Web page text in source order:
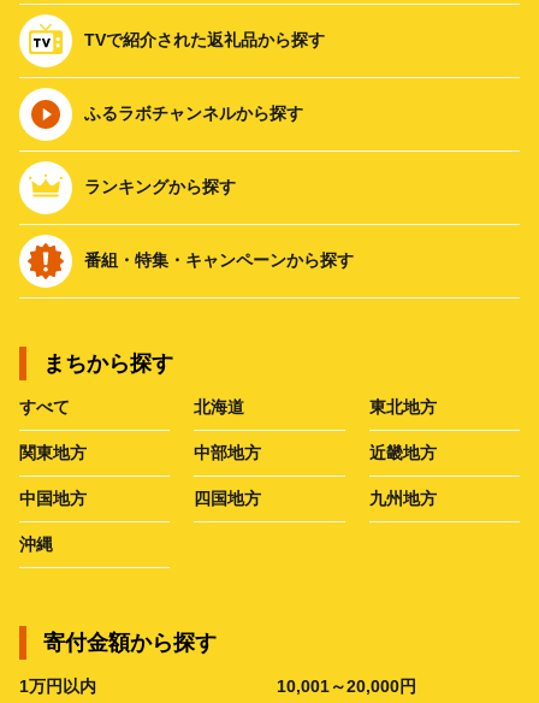
TVで紹介された返礼品から探す
ふるラボチャンネルから探す
ランキングから探す
番組・特集・キャンペーンから探す
まちから探す
すべて 北海道 東北地方
関東地方 中部地方 近畿地方
中国地方 四国地方 九州地方
沖縄
寄付金額から探す
1万円以内 10,001～20,000円